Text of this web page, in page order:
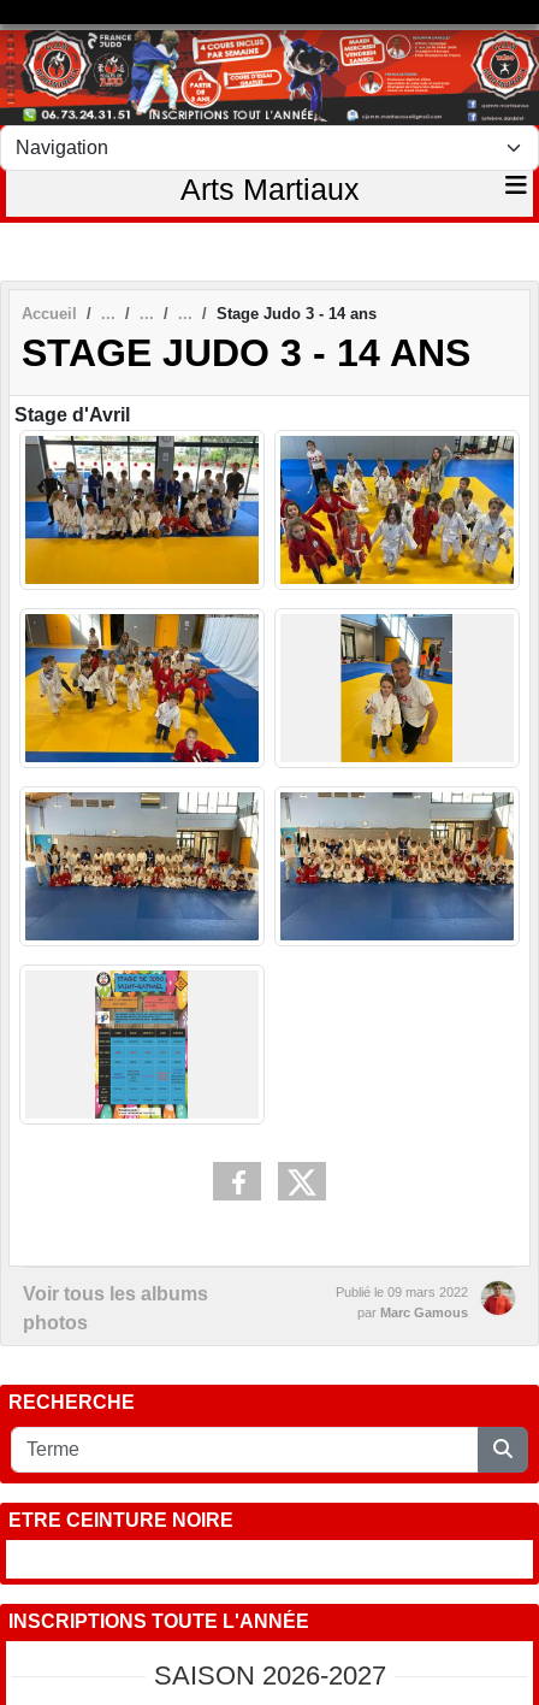
Arts Martiaux
Accueil Stage Judo 3 - 14 ans
STAGE JUDO 3 - 14 ANS
Stage d'Avril
Voir tous les albums
photos
Publié le 09 mars 2022
par Marc Gamous
RECHERCHE
ETRE CEINTURE NOIRE
INSCRIPTIONS TOUTE L'ANNÉE
SAISON 2026-2027